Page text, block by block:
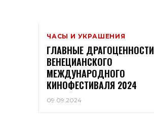
ЧАСЫ И УКРАШЕНИЯ
ГЛАВНЫЕ ДРАГОЦЕННОСТИ
ВЕНЕЦИАНСКОГО
МЕЖДУНАРОДНОГО
КИНОФЕСТИВАЛЯ 2024
09.09.2024